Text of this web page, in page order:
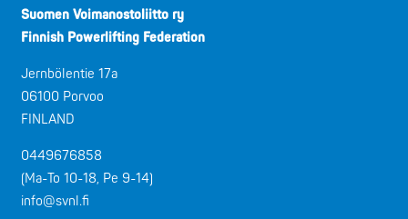
Suomen Voimanostoliitto ry
Finnish Powerlifting Federation
Jernbölentie 17a
06100 Porvoo
FINLAND
0449676858
(Ma-To 10-18, Pe 9-14)
info@svnl.fi